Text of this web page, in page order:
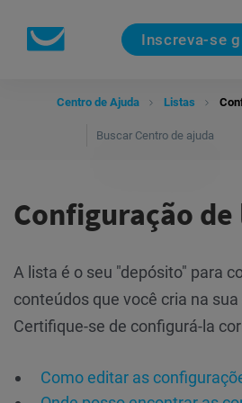
Inscreva-se
Centro de Ajuda Listas
Configuração de
A lista é o seu "depósito" para
conteúdos que você cria na
Certifique-se de configurá-la
Como editar as